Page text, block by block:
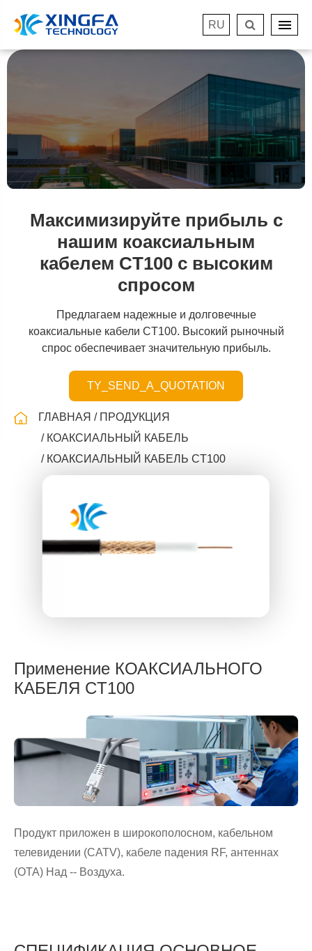
RU
Максимизируйте прибыль с
нашим коаксиальным
кабелем CT100 с высоким
спросом
Предлагаем надежные и долговечные
коаксиальные кабели CT100. Высокий рыночный
спрос обеспечивает значительную прибыль.
TY_SEND_A_QUOTATION
ГЛАВНАЯ
ПРОДУКЦИЯ
КОАКСИАЛЬНЫЙ КАБЕЛЬ
КОАКСИАЛЬНЫЙ КАБЕЛЬ CT100
Применение КОАКСИАЛЬНОГО
КАБЕЛЯ CT100
Продукт приложен в широкополосном, кабельном
телевидении (CATV), кабеле падения RF, антеннах
(OTA) Над -- Воздуха.